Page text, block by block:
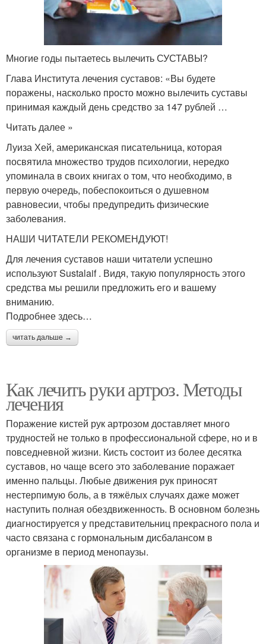
Многие годы пытаетесь вылечить СУСТАВЫ?
Глава Института лечения суставов: «Вы будете
поражены, насколько просто можно вылечить суставы
принимая каждый день средство за 147 рублей …
Читать далее »
Луиза Хей, американская писательница, которая
посвятила множество трудов психологии, нередко
упоминала в своих книгах о том, что необходимо, в
первую очередь, побеспокоиться о душевном
равновесии, чтобы предупредить физические
заболевания.
НАШИ ЧИТАТЕЛИ РЕКОМЕНДУЮТ!
Для лечения суставов наши читатели успешно
используют Sustalaif . Видя, такую популярность этого
средства мы решили предложить его и вашему
вниманию.
Подробнее здесь…
читать дальше →
Как лечить руки артроз. Методы
лечения
Поражение кистей рук артрозом доставляет много
трудностей не только в профессиональной сфере, но и в
повседневной жизни. Кисть состоит из более десятка
суставов, но чаще всего это заболевание поражает
именно пальцы. Любые движения рук приносят
нестерпимую боль, а в тяжёлых случаях даже может
наступить полная обездвиженность. В основном болезнь
диагностируется у представительниц прекрасного пола и
часто связана с гормональным дисбалансом в
организме в период менопаузы.